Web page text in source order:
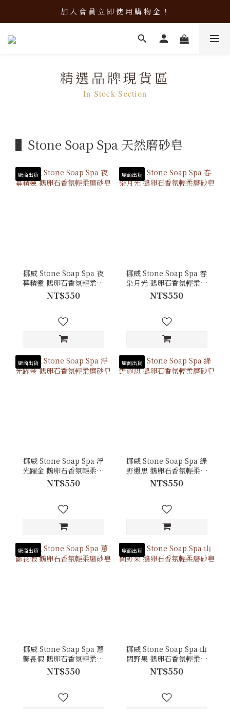
加 入 會 員 立 即 使 用 購 物 金 ！
會 員 限 定！會 員 點 數 換 現 金
精選品牌現貨區
In Stock Section
▌Stone Soap Spa 天然磨砂皂
廠商出貨
挪威 Stone Soap Spa 夜
幕精靈 鵝卵石香氛輕柔磨
砂皂
NT$550
廠商出貨
挪威 Stone Soap Spa 春
染月光 鵝卵石香氛輕柔磨
砂皂
NT$550
廠商出貨
挪威 Stone Soap Spa 浮
光躍金 鵝卵石香氛輕柔磨
砂皂
NT$550
廠商出貨
挪威 Stone Soap Spa 綠
野遐思 鵝卵石香氛輕柔磨
砂皂
NT$550
廠商出貨
挪威 Stone Soap Spa 蔥
鬱長假 鵝卵石香氛輕柔磨
砂皂
NT$550
廠商出貨
挪威 Stone Soap Spa 山
間野果 鵝卵石香氛輕柔磨
砂皂
NT$550